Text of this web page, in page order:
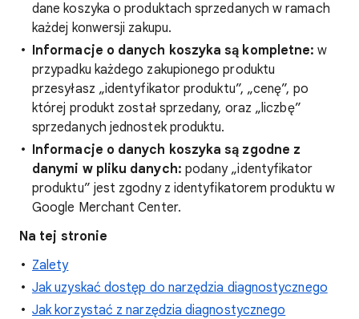
dane koszyka o produktach sprzedanych w ramach
każdej konwersji zakupu.
Informacje o danych koszyka są kompletne: w
przypadku każdego zakupionego produktu
przesyłasz „identyfikator produktu”, „cenę”, po
której produkt został sprzedany, oraz „liczbę”
sprzedanych jednostek produktu.
Informacje o danych koszyka są zgodne z
danymi w pliku danych: podany „identyfikator
produktu” jest zgodny z identyfikatorem produktu w
Google Merchant Center.
Na tej stronie
Zalety
Jak uzyskać dostęp do narzędzia diagnostycznego
Jak korzystać z narzędzia diagnostycznego